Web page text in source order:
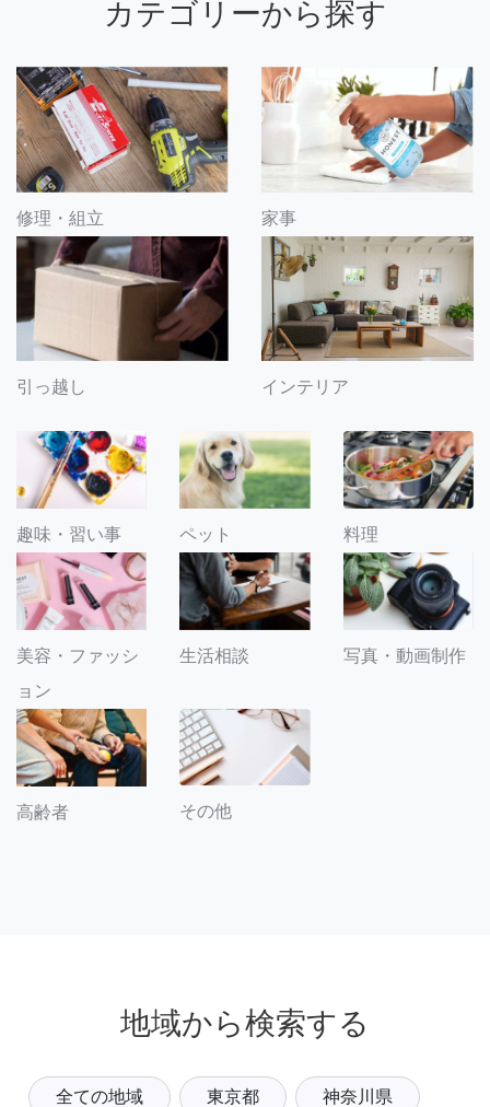
カテゴリーから探す
修理・組立 家事
引っ越し インテリア
趣味・習い事 ペット 料理
美容・ファッシ
ョン
生活相談 写真・動画制作
高齢者 その他
地域から検索する
全ての地域 東京都 神奈川県